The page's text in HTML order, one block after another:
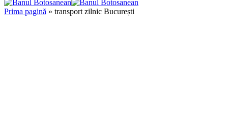
Prima pagină » transport zilnic București